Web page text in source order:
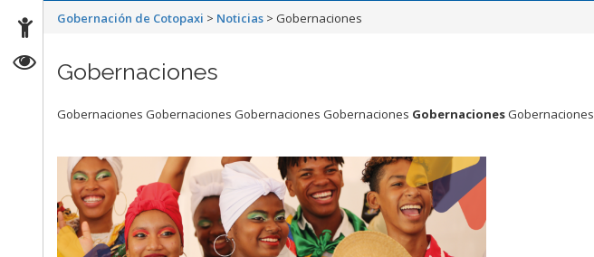
Gobernación de Cotopaxi > Noticias > Gobernaciones
Gobernaciones
Gobernaciones Gobernaciones Gobernaciones Gobernaciones GobernacionesGobernaciones